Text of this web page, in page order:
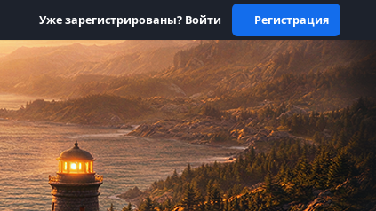
Уже зарегистрированы? Войти Регистрация